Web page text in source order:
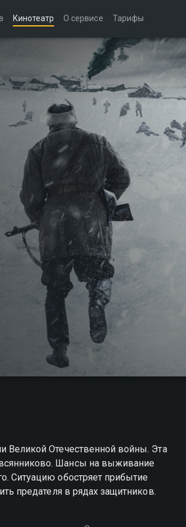
Кинотеатр О сервисе Тарифы
Великой Отечественной войны. Эта
Шансы на выживание
Ситуацию обостряет прибытие
предателя в рядах защитников.